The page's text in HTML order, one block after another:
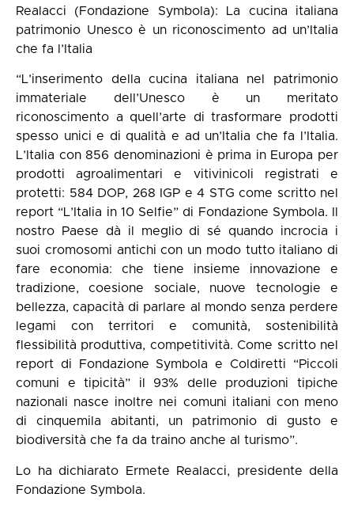
Realacci (Fondazione Symbola): La cucina italiana
patrimonio Unesco è un riconoscimento ad un’Italia
che fa l’Italia
“L’inserimento della cucina italiana nel patrimonio
immateriale dell’Unesco è un meritato
riconoscimento a quell’arte di trasformare prodotti
spesso unici e di qualità e ad un’Italia che fa l’Italia.
L’Italia con 856 denominazioni è prima in Europa per
prodotti agroalimentari e vitivinicoli registrati e
protetti: 584 DOP, 268 IGP e 4 STG come scritto nel
report “L’Italia in 10 Selfie” di Fondazione Symbola. Il
nostro Paese dà il meglio di sé quando incrocia i
suoi cromosomi antichi con un modo tutto italiano di
fare economia: che tiene insieme innovazione e
tradizione, coesione sociale, nuove tecnologie e
bellezza, capacità di parlare al mondo senza perdere
legami con territori e comunità, sostenibilità
flessibilità produttiva, competitività. Come scritto nel
report di Fondazione Symbola e Coldiretti “Piccoli
comuni e tipicità” il 93% delle produzioni tipiche
nazionali nasce inoltre nei comuni italiani con meno
di cinquemila abitanti, un patrimonio di gusto e
biodiversità che fa da traino anche al turismo”.
Lo ha dichiarato Ermete Realacci, presidente della
Fondazione Symbola.